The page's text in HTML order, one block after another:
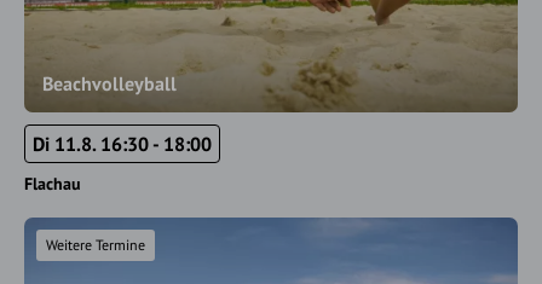
Beachvolleyball
Di 11.8. 16:30 - 18:00
Flachau
Weitere Termine